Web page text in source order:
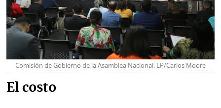
⌾
Sábado
Picante
⌾
Sabrina
Censura
Comisión de Gobierno de la Asamblea Nacional. LP/Carlos Moore
El costo